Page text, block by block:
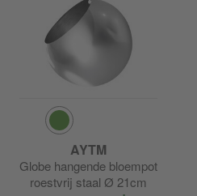
AYTM
Globe hangende bloempot
roestvrij staal Ø 21cm